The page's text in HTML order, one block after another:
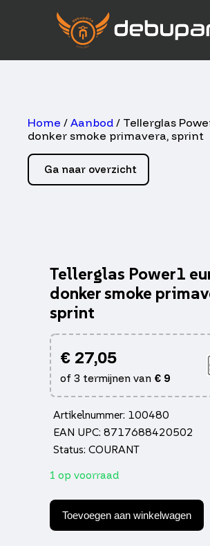
Home / Aanbod / Tellerglas
donker smoke primavera, sprint
Ga naar overzicht
Tellerglas Power1
donker smoke
sprint
€27,05
of 3 termijnen van €9
Artikelnummer: 100480
EAN UPC: 8717688420502
Status: COURANT
1 op voorraad
Power1
euro-
4/5
Toevoegen aan winkelwagen